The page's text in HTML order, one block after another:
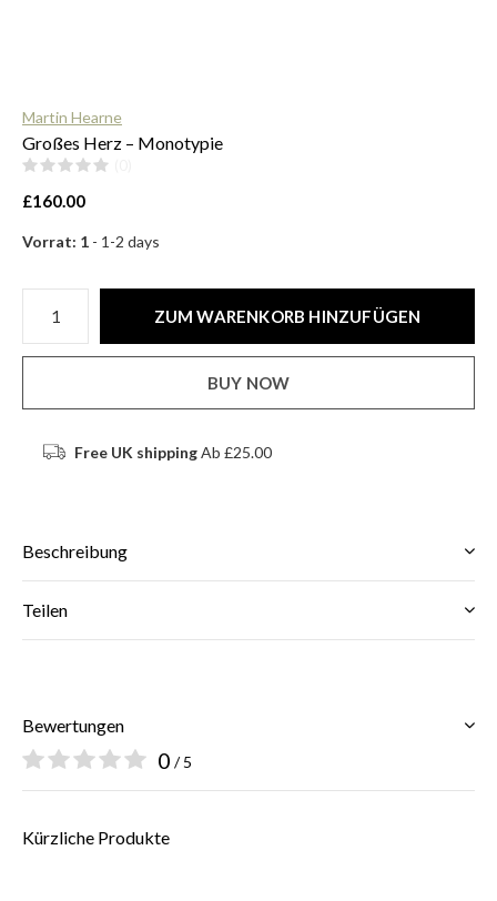
Martin Hearne
Großes Herz – Monotypie
£160.00
Vorrat: 1 - 1-2 days
ZUM WARENKORB HINZUFÜGEN
BUY NOW
Free UK shippingAb £25.00
Beschreibung
Teilen
Bewertungen
0 / 5
Kürzliche Produkte